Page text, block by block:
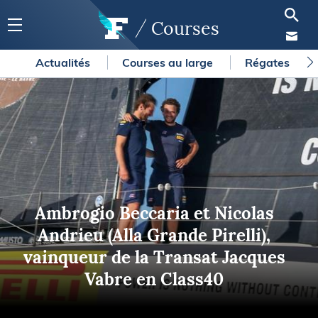
Courses
Actualités Courses au large Régates
Ambrogio Beccaria et Nicolas
Andrieu (Alla Grande Pirelli),
vainqueur de la Transat Jacques
Vabre en Class40